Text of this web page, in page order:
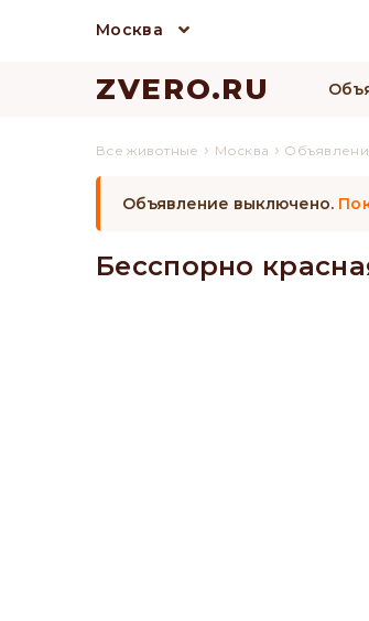
Москва
ZVERO.RU
Все животные › Москва ›
Объявление выключено.
Бесспорно